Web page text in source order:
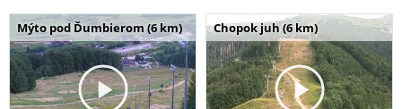
Mýto pod Ďumbierom (6 km) Chopok juh (6 km)